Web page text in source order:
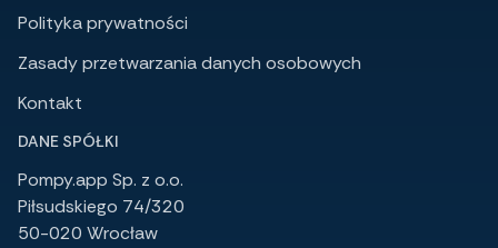
Polityka prywatności
Zasady przetwarzania danych osobowych
Kontakt
DANE SPÓŁKI
Pompy.app Sp. z o.o.
Piłsudskiego 74/320
50-020 Wrocław